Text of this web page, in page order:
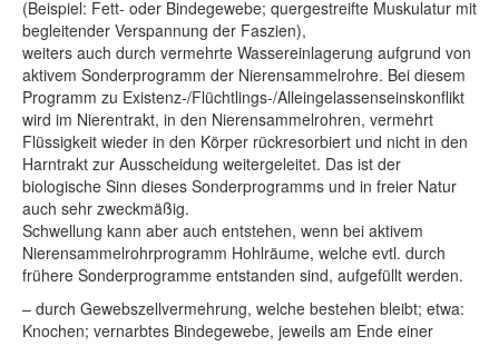
(Beispiel: Fett- oder Bindegewebe; quergestreifte Muskulatur mit
begleitender Verspannung der Faszien),
weiters auch durch vermehrte Wassereinlagerung aufgrund von
aktivem Sonderprogramm der Nierensammelrohre. Bei diesem
Programm zu Existenz-/Flüchtlings-/Alleingelassenseinskonflikt
wird im Nierentrakt, in den Nierensammelrohren, vermehrt
Flüssigkeit wieder in den Körper rückresorbiert und nicht in den
Harntrakt zur Ausscheidung weitergeleitet. Das ist der
biologische Sinn dieses Sonderprogramms und in freier Natur
auch sehr zweckmäßig.
Schwellung kann aber auch entstehen, wenn bei aktivem
Nierensammelrohrprogramm Hohlräume, welche evtl. durch
frühere Sonderprogramme entstanden sind, aufgefüllt werden.
– durch Gewebszellvermehrung, welche bestehen bleibt; etwa:
Knochen; vernarbtes Bindegewebe, jeweils am Ende einer